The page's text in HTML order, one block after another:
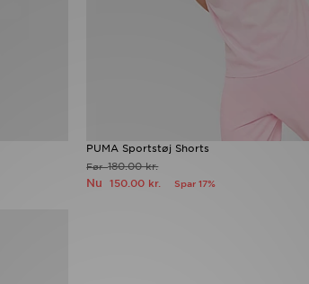
PUMA Sportstøj Shorts
Før180.00 kr.
Nu150.00 kr. Spar 17%